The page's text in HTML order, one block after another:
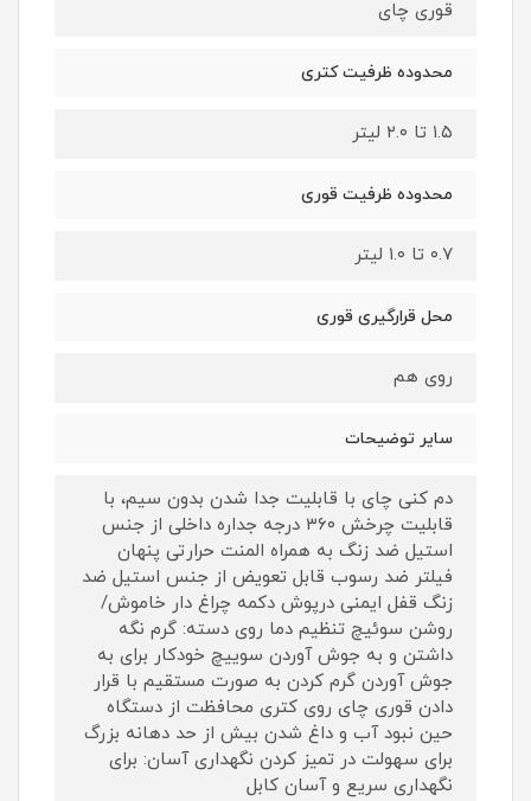
قوری چای
محدوده ظرفیت کتری
۱.۵ تا ۲.۰ لیتر
محدوده ظرفیت قوری
۰.۷ تا ۱.۰ لیتر
محل قرارگیری قوری
روی هم
سایر توضیحات
دم کنی چای با قابلیت جدا شدن بدون سیم، با
قابلیت چرخش ۳۶۰ درجه جداره داخلی از جنس
استیل ضد زنگ به همراه المنت حرارتی پنهان
فیلتر ضد رسوب قابل تعویض از جنس استیل ضد
زنگ قفل ایمنی درپوش دکمه چراغ دار خاموش/
روشن سوئیچ تنظیم دما روی دسته: گرم نگه
داشتن و به جوش آوردن سوییچ خودکار برای به
جوش آوردن گرم کردن به صورت مستقیم با قرار
دادن قوری چای روی کتری محافظت از دستگاه
حین نبود آب و داغ شدن بیش از حد دهانه بزرگ
برای سهولت در تمیز کردن نگهداری آسان: برای
نگهداری سریع و آسان کابل